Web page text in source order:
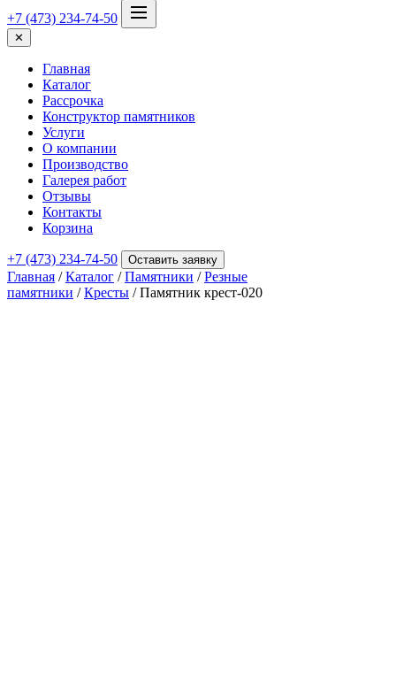
+7 (473) 234-74-50
✕
Главная
Каталог
Рассрочка
Конструктор памятников
Услуги
О компании
Производство
Галерея работ
Отзывы
Контакты
Корзина
+7 (473) 234-74-50 Оставить заявку
Главная /Каталог /Памятники /Резные
памятники /Кресты / Памятник крест-020